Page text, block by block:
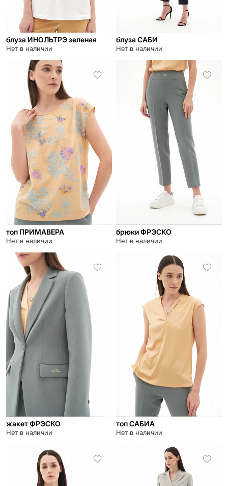
блуза ИНОЛЬТРЭ зеленая
Нет в наличии
блуза САБИ
Нет в наличии
топ ПРИМАВЕРА
Нет в наличии
брюки ФРЭСКО
Нет в наличии
жакет ФРЭСКО
Нет в наличии
топ САБИА
Нет в наличии